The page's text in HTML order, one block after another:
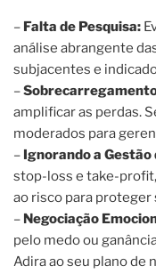
– Falta de Pesquisa:
análise abrangente
subjacentes e
–
amplificar as perdas.
moderados para
– Ignorando a Gestão
stop-loss e take-
ao risco para
– Negociação
pelo medo ou
Adira ao seu plano de